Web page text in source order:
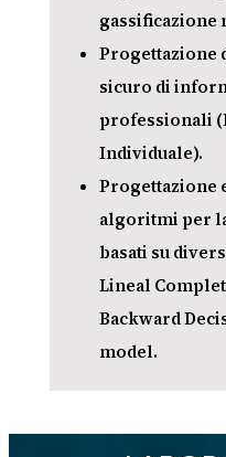
gassificazione
Progettazione
sicuro di
professionali
Individuale).
Progettazione
algoritmi per
basati su
Lineal
Backward
model.